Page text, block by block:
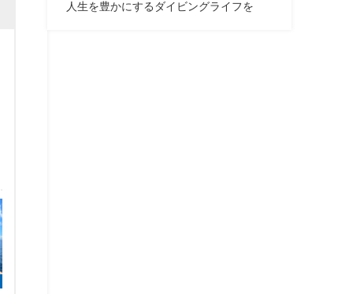
人生を豊かにするダイビングライフを